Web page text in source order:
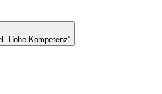
„Hohe Kompetenz“